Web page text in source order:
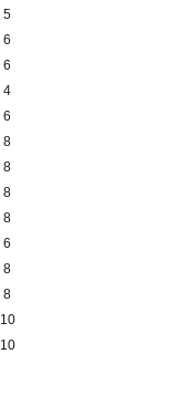
5
6
6
4
6
8
8
8
8
6
8
8
10
10